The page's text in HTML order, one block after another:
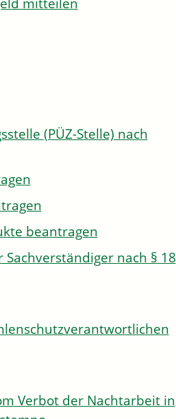
(PÜZ-Stelle) nach
beantragen
nach § 18
Verbot der Nachtarbeit in